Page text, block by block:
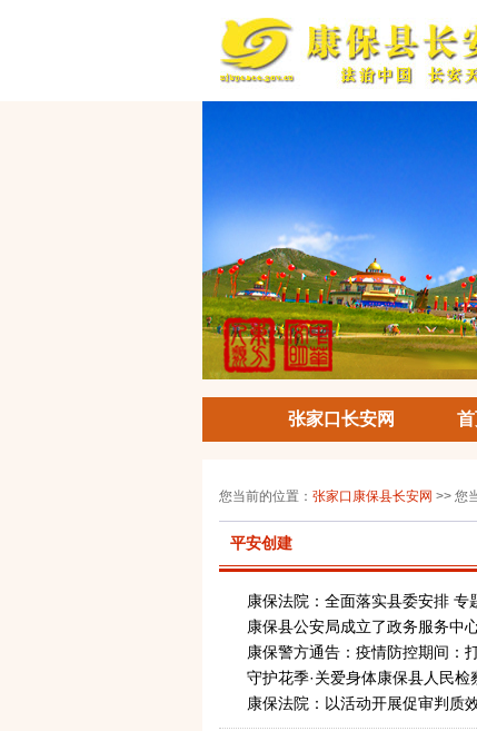
张家口长安网
您当前的位置： 张家口康保县长安网 >> 您
平安创建
康保法院：全面落实县委安排
康保县公安局成立了政务服务中
康保警方通告：疫情防控期间：
守护花季·关爱身体康保县人民检
康保法院：以活动开展促审判质